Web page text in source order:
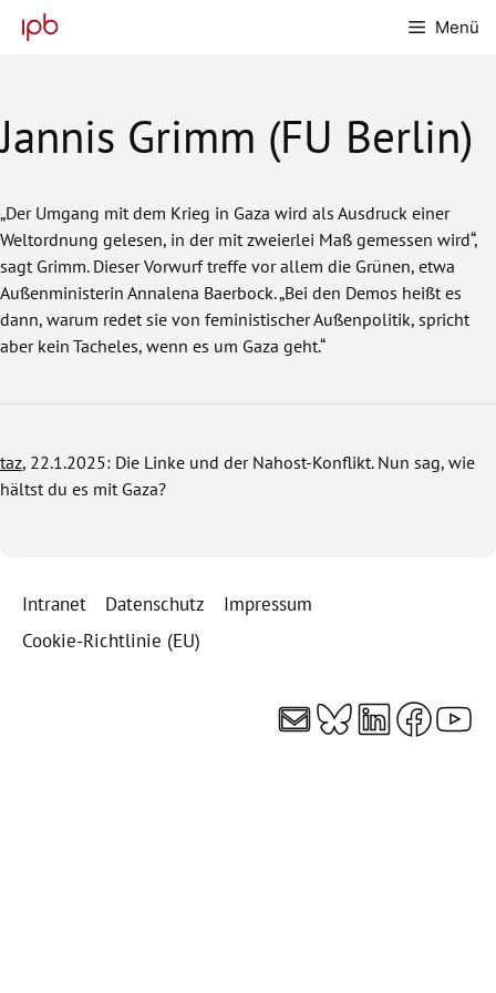
Inhalt
Menü
Jannis Grimm (FU Berlin)
„Der Umgang mit dem Krieg in Gaza wird als Ausdruck einer
Weltordnung gelesen, in der mit zweierlei Maß gemessen wird“,
sagt Grimm. Dieser Vorwurf treffe vor allem die Grünen, etwa
Außenministerin Annalena Baerbock. „Bei den Demos heißt es
dann, warum redet sie von feministischer Außenpolitik, spricht
aber kein Tacheles, wenn es um Gaza geht.“
taz, 22.1.2025: Die Linke und der Nahost-Konflikt. Nun sag, wie
hältst du es mit Gaza?
Intranet Datenschutz
Impressum
Cookie-Richtlinie (EU)
E-MailBluesky